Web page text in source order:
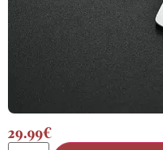
29.99€